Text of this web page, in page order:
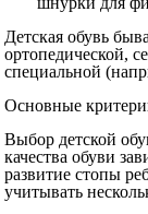
Детская обувь
ортопедической,
специальной
Основные
Выбор детской
качества обуви
развитие стопы
учитывать